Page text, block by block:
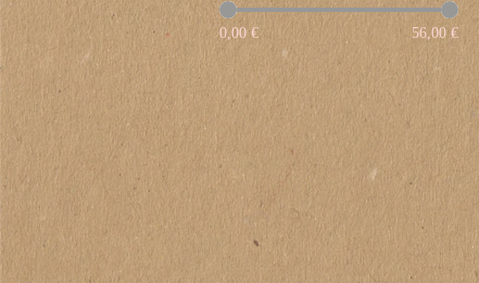
0,00 € 56,00 €